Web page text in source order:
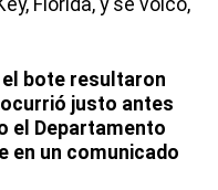
Florida, y se volcó,
el bote resultaron
justo antes
el Departamento
en un comunicado